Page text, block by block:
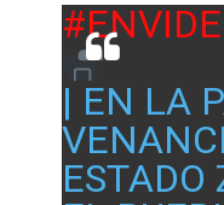
| EN LA
ESTADO